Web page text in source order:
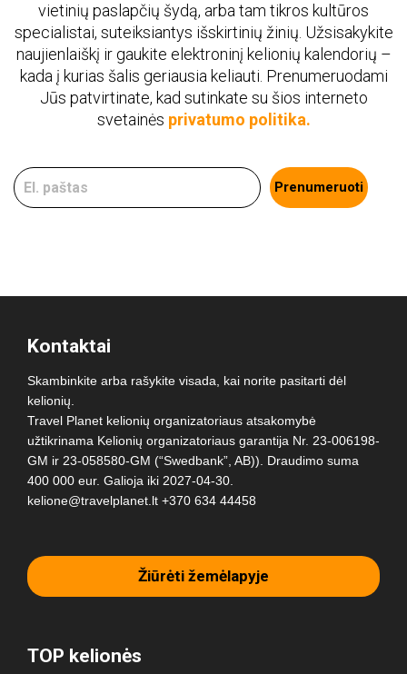
vietinių paslapčių šydą, arba tam tikros kultūros
specialistai, suteiksiantys išskirtinių žinių. Užsisakykite
naujienlaiškį ir gaukite elektroninį kelionių kalendorių –
kada į kurias šalis geriausia keliauti. Prenumeruodami
Jūs patvirtinate, kad sutinkate su šios interneto
svetainės privatumo politika.
Prenumeruoti
Kontaktai
Skambinkite arba rašykite visada, kai norite pasitarti dėl
kelionių.
Travel Planet kelionių organizatoriaus atsakomybė
užtikrinama Kelionių organizatoriaus garantija Nr. 23-006198-
GM ir 23-058580-GM (“Swedbank”, AB)). Draudimo suma
400 000 eur. Galioja iki 2027-04-30.
kelione@travelplanet.lt +370 634 44458
Žiūrėti žemėlapyje
TOP kelionės